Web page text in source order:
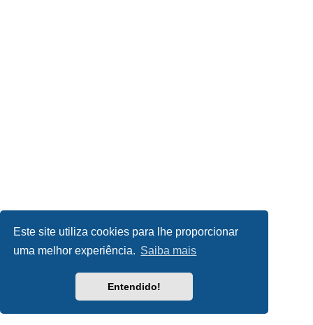
Este site utiliza cookies para lhe proporcionar
uma melhor experiência. Saiba mais
Entendido!